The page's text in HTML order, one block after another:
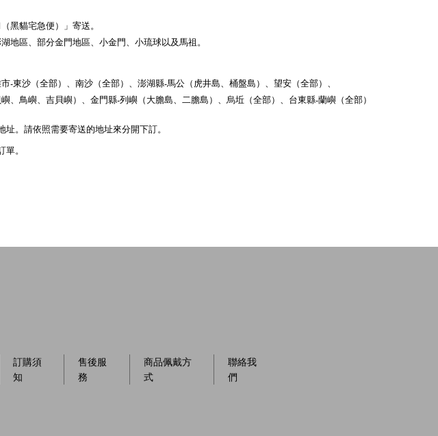
黑貓宅急便）」寄送。
地區、部分金門地區、小金門、小琉球以及馬祖。
-東沙（全部）、南沙（全部）、澎湖縣-馬公（虎井島、桶盤島）、望安（全部）、
、鳥嶼、吉貝嶼）、金門縣-列嶼（大膽島、二膽島）、烏坵（全部）、台東縣-蘭嶼（全部）
。請依照需要寄送的地址來分開下訂。
。
訂購須
知
售後服
務
商品佩戴方
式
聯絡我
們